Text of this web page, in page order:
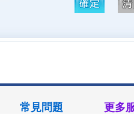
常見問題 更多